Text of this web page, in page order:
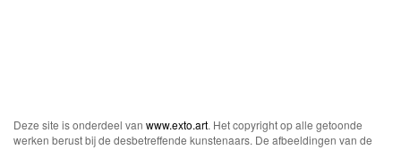
Deze site is onderdeel van www.exto.art. Het copyright op alle getoonde
werken berust bij de desbetreffende kunstenaars. De afbeeldingen van de